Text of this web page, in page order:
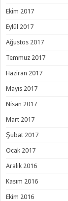
Ekim 2017
Eylül 2017
Ağustos 2017
Temmuz 2017
Haziran 2017
Mayıs 2017
Nisan 2017
Mart 2017
Şubat 2017
Ocak 2017
Aralık 2016
Kasım 2016
Ekim 2016